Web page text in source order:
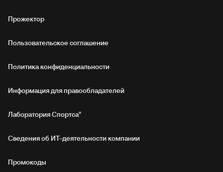
Прожектор
Пользовательское соглашение
Политика конфиденциальности
Информация для правообладателей
Лаборатория Спортса"
Сведения об ИТ‑деятельности компании
Промокоды